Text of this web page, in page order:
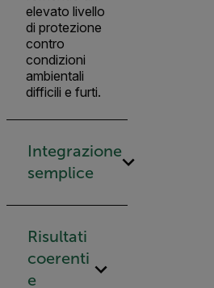
elevato livello
di protezione
contro
condizioni
ambientali
difficili e furti.
Integrazione
semplice
Risultati
coerenti
e